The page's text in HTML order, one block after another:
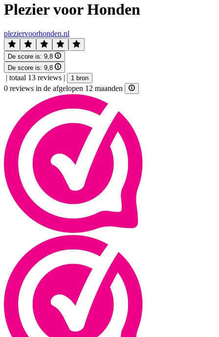
Plezier voor Honden
pleziervoorhonden.nl
De score is: 9,8
De score is: 9,8
| totaal 13 reviews | 1 bron
0 reviews in de afgelopen 12 maanden